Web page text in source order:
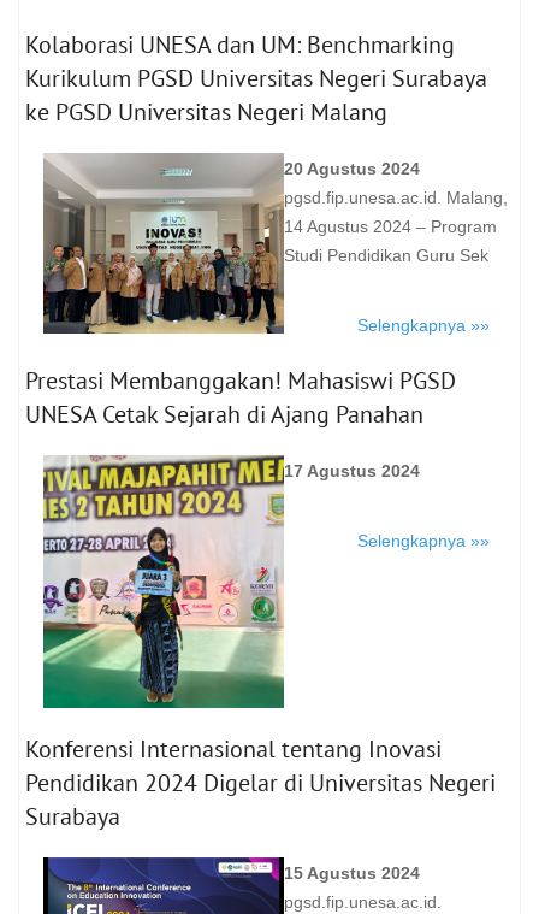
Kolaborasi UNESA dan UM: Benchmarking
Kurikulum PGSD Universitas Negeri Surabaya
ke PGSD Universitas Negeri Malang
20 Agustus 2024
pgsd.fip.unesa.ac.id. Malang,
14 Agustus 2024 – Program
Studi Pendidikan Guru Sek
Selengkapnya »»
Prestasi Membanggakan! Mahasiswi PGSD
UNESA Cetak Sejarah di Ajang Panahan
17 Agustus 2024
Selengkapnya »»
Konferensi Internasional tentang Inovasi
Pendidikan 2024 Digelar di Universitas Negeri
Surabaya
15 Agustus 2024
pgsd.fip.unesa.ac.id.